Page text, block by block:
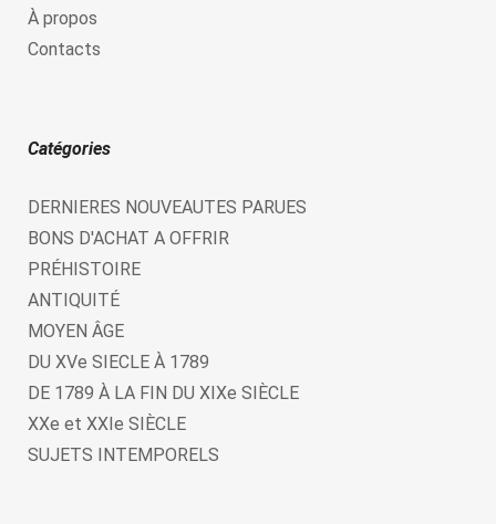
À propos
Contacts
Catégories
DERNIERES NOUVEAUTES PARUES
BONS D'ACHAT A OFFRIR
PRÉHISTOIRE
ANTIQUITÉ
MOYEN ÂGE
DU XVe SIECLE À 1789
DE 1789 À LA FIN DU XIXe SIÈCLE
XXe et XXIe SIÈCLE
SUJETS INTEMPORELS